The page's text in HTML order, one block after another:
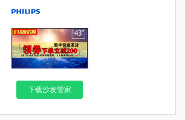
下载沙发管家